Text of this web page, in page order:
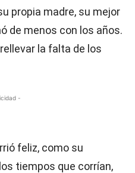
propia madre, su mejor
de menos con los años.
la falta de los
-
feliz, como su
tiempos que corrían,